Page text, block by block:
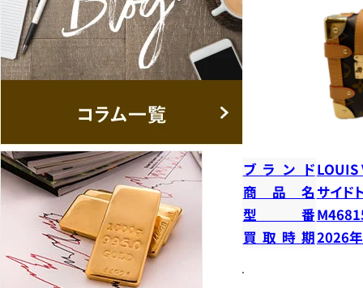
ブランドLOUIS
商品名 サイド
型番
買取時期2026